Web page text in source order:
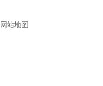
网站地图